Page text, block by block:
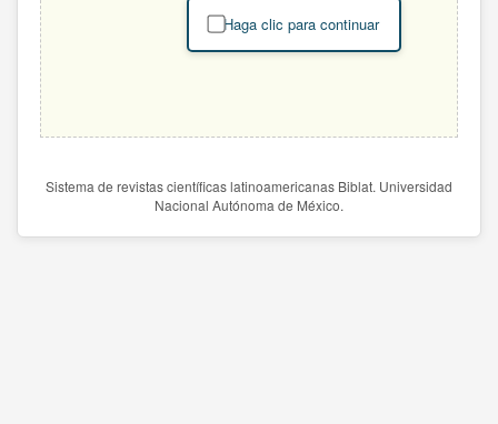
Haga clic para continuar
Sistema de revistas científicas latinoamericanas Biblat. Universidad
Nacional Autónoma de México.